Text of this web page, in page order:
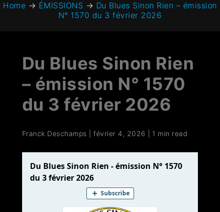
Home → ÉMISSIONS → Du Blues Sinon Rien – émission
N° 1570 du 3 février 2026
Du Blues Sinon Rien
– émission N° 1570
du 3 février 2026
Franck Deschamps |février 4, 2026 1 min read